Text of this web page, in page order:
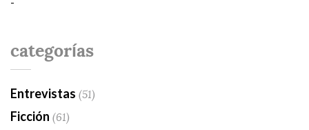
categorías
Entrevistas (51)
Ficción (61)